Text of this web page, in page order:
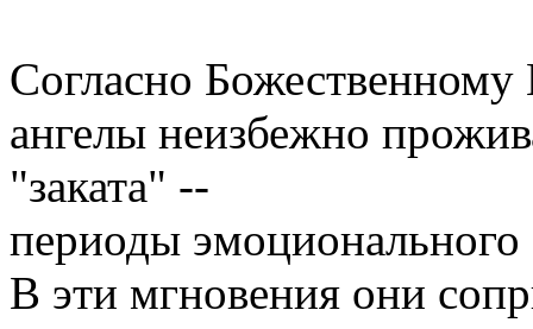
Согласно
ангелы неизбежно
"заката" --
периоды
В эти мгновения они